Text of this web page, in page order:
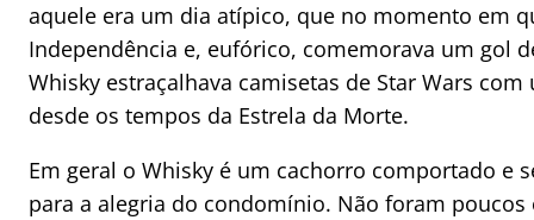
aquele era um dia atípico, que no momento em
Independência e, eufórico, comemorava um gol
Whisky estraçalhava camisetas de Star Wars
desde os tempos da Estrela da Morte.
Em geral o Whisky é um cachorro comportado e
para a alegria do condomínio. Não foram